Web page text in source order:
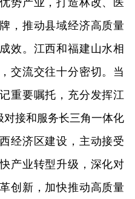
势产业，打造林改、医
，推动县域经济高质量
效。江西和福建山水相
交流交往十分密切。当
重要嘱托，充分发挥江
对接和服务长三角一体化
经济区建设，主动接受
产业转型升级，深化对
创新，加快推动高质量